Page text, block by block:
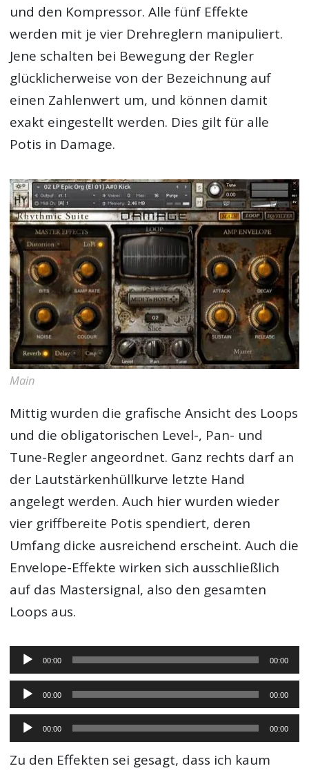
und den Kompressor. Alle fünf Effekte
werden mit je vier Drehreglern manipuliert.
Jene schalten bei Bewegung der Regler
glücklicherweise von der Bezeichnung auf
einen Zahlenwert um, und können damit
exakt eingestellt werden. Dies gilt für alle
Potis in Damage.
Main
Mittig wurden die grafische Ansicht des Loops
und die obligatorischen Level-, Pan- und
Tune-Regler angeordnet. Ganz rechts darf an
der Lautstärkenhüllkurve letzte Hand
angelegt werden. Auch hier wurden wieder
vier griffbereite Potis spendiert, deren
Umfang dicke ausreichend erscheint. Auch die
Envelope-Effekte wirken sich ausschließlich
auf das Mastersignal, also den gesamten
Loops aus.
Audio-
Player
00:00 00:00
Audio-
Player
00:00 00:00
Audio-
Player
00:00 00:00
Zu den Effekten sei gesagt, dass ich kaum